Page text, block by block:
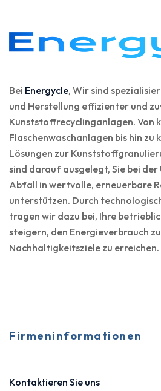
Bei Energycle, Wir sind
und Herstellung effizienter und
Kunststoffrecyclinganlagen. Von
Flaschenwaschanlagen bis hin zu
Lösungen zur
sind darauf ausgelegt, Sie bei der
Abfall in wertvolle, erneuerbare
unterstützen. Durch
tragen wir dazu bei, Ihre
steigern, den Energieverbrauch
Nachhaltigkeitsziele zu erreichen.
Firmeninformationen
Kontaktieren Sie uns